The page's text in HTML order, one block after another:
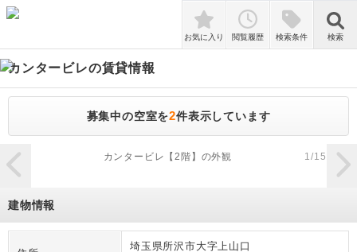
検索
お気に入り 閲覧履歴 検索条件 検索
カンタービレの賃貸情報
募集中の空室を2件表示しています
zoom_in
カンタービレ【2階】の外観 1/15
建物情報
埼玉県所沢市大字上山口